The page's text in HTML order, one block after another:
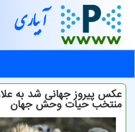
آبیاری
عکس پیروز جهانی شد به
منتخب حیات وحش جهان